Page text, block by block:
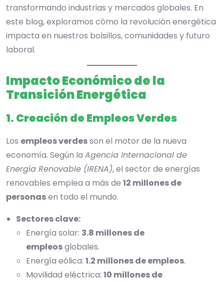
transformando industrias y mercados globales. En
este blog, exploramos cómo la revolución energética
impacta en nuestros bolsillos, comunidades y futuro
laboral.
Impacto Económico de la
Transición Energética
1. Creación de Empleos Verdes
Los empleos verdesson el motor de la nueva
economía. Según la Agencia Internacional de
Energía Renovable (IRENA), el sector de energías
renovables emplea a más de 12 millones de
personasen todo el mundo.
Sectores clave:
Energía solar: 3.8 millones de
empleosglobales.
Energía eólica: 1.2 millones de empleos.
Movilidad eléctrica: 10 millones de